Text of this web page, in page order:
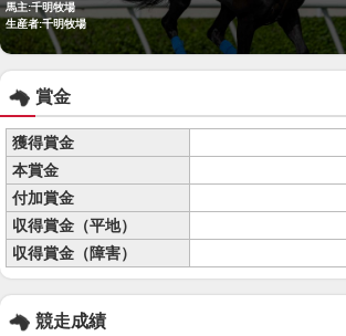
馬主:千明牧場
生産者:千明牧場
賞金
獲得賞金
本賞金
付加賞金
収得賞金（平地）
収得賞金（障害）
競走成績